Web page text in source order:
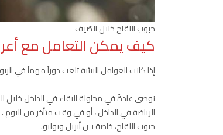
حبوب اللقاح خلال الصّيف
كيف يمكن التعامل مع
إذا كانت العوامل البيئية تلعب دوراً مهماً في
الرياضة في الداخل ، أو في وقت متأخر من اليوم
حبوب اللقاح، خاصة بين أبريل ويوليو.